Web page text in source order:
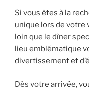
Si vous êtes à la
unique lors de votre
loin que le dîner
lieu emblématique
divertissement et
Dès votre arrivée,